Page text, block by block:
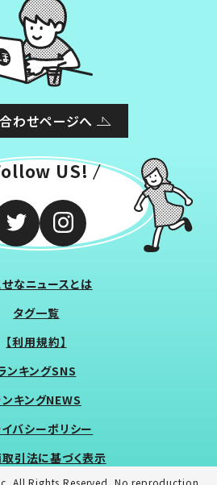
わせページへ
US!
なニュースとは
タグ一覧
【利用規約】
ンキングSNS
キングNEWS
バシーポリシー
引法に基づく表示